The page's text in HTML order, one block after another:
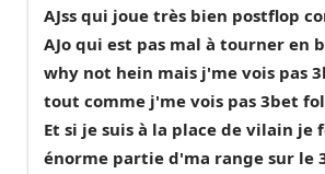
AJss qui joue très bien postflop
AJo qui est pas mal à tourner en
why not hein mais j'me vois pas
tout comme j'me vois pas 3bet
Et si je suis à la place de vilain je
énorme partie d'ma range sur le